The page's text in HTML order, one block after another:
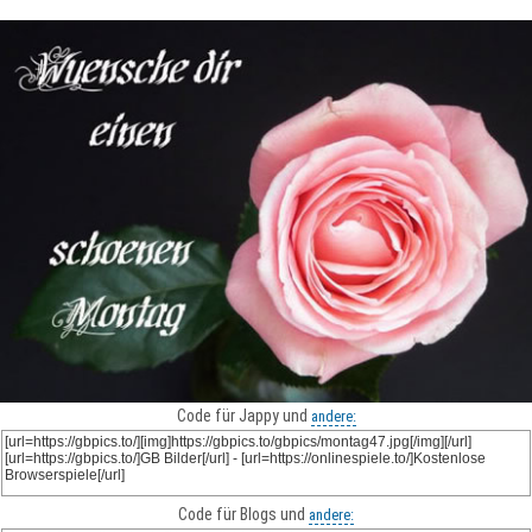
Code für Jappy und andere:
Code für Blogs und andere: